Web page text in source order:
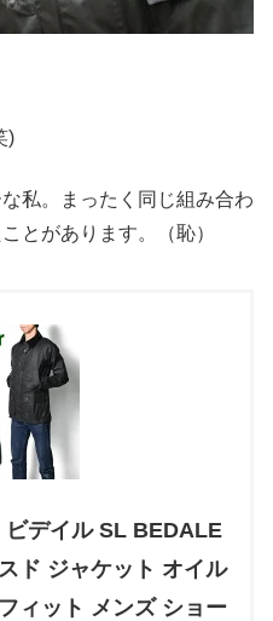
)
私。まったく同じ組み合わ
とがあります。（恥）
デイル SL BEDALE
ド ジャケット オイル
ィット メンズ ショー